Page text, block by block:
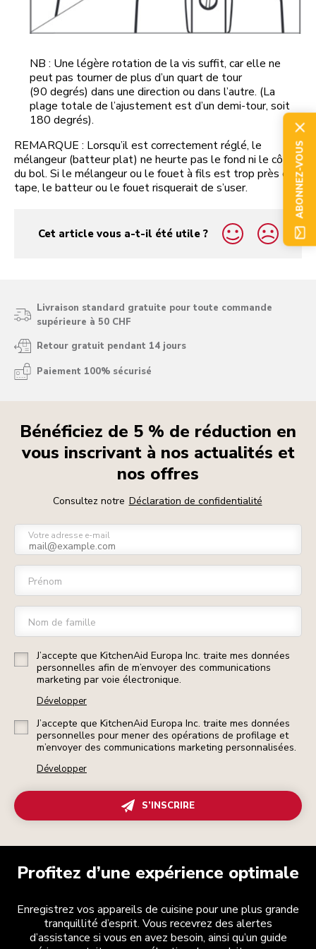
NB : Une légère rotation de la vis suffit, car elle ne
peut pas tourner de plus d’un quart de tour
(90 degrés) dans une direction ou dans l’autre. (La
plage totale de l’ajustement est d’un demi-tour, soit
180 degrés).
REMARQUE : Lorsqu’il est correctement réglé, le
mélangeur (batteur plat) ne heurte pas le fond ni le côté
du bol. Si le mélangeur ou le fouet à fils est trop près et
tape, le batteur ou le fouet risquerait de s’user.
Cet article vous a-t-il été utile ?
yes
no
Livraison standard gratuite pour toute commande
supérieure à 50 CHF
Retour gratuit pendant 14 jours
Paiement 100% sécurisé
Bénéficiez de 5 % de réduction en
vous inscrivant à nos actualités et
nos offres
Consultez notre Déclaration de confidentialité
Votre adresse e-mail
Prénom
Nom de famille
J’accepte que KitchenAid Europa Inc. traite mes données
personnelles afin de m’envoyer des communications
marketing par voie électronique.
Développer
J’accepte que KitchenAid Europa Inc. traite mes données
personnelles pour mener des opérations de profilage et
m’envoyer des communications marketing personnalisées.
Développer
S’INSCRIRE
Profitez d’une expérience optimale
Enregistrez vos appareils de cuisine pour une plus grande
tranquillité d’esprit. Vous recevrez des alertes
d’assistance si vous en avez besoin, ainsi qu’un guide
ABONNEZ-VOUS